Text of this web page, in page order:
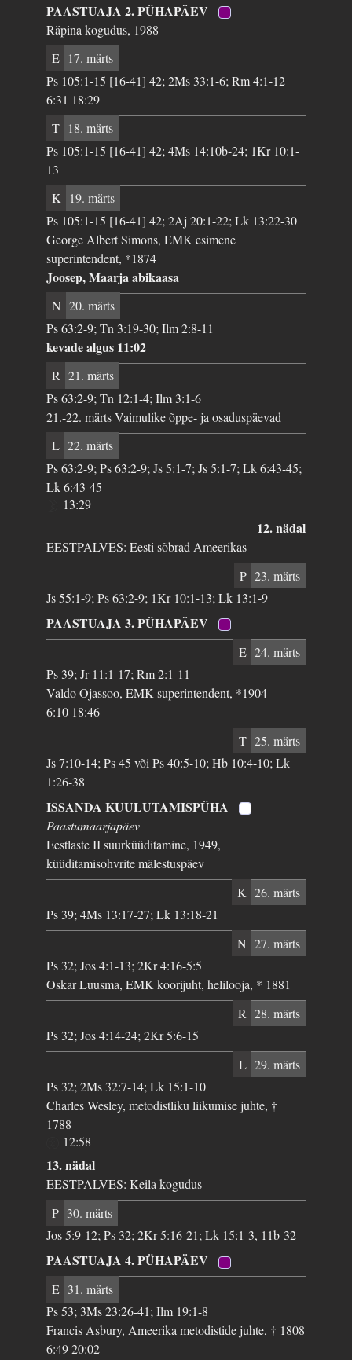
PAASTUAJA 2. PÜHAPÄEV
Räpina kogudus, 1988
E 17. märts
Ps 105:1-15 [16-41] 42; 2Ms 33:1-6; Rm 4:1-12
6:31 18:29
T 18. märts
Ps 105:1-15 [16-41] 42; 4Ms 14:10b-24; 1Kr 10:1-
13
K 19. märts
Ps 105:1-15 [16-41] 42; 2Aj 20:1-22; Lk 13:22-30
George Albert Simons, EMK esimene
superintendent, *1874
Joosep, Maarja abikaasa
N 20. märts
Ps 63:2-9; Tn 3:19-30; Ilm 2:8-11
kevade algus 11:02
R 21. märts
Ps 63:2-9; Tn 12:1-4; Ilm 3:1-6
21.-22. märts Vaimulike õppe- ja osaduspäevad
L 22. märts
Ps 63:2-9; Ps 63:2-9; Js 5:1-7; Js 5:1-7; Lk 6:43-45;
Lk 6:43-45
13:29
12. nädal
EESTPALVES: Eesti sõbrad Ameerikas
P 23. märts
Js 55:1-9; Ps 63:2-9; 1Kr 10:1-13; Lk 13:1-9
PAASTUAJA 3. PÜHAPÄEV
E 24. märts
Ps 39; Jr 11:1-17; Rm 2:1-11
Valdo Ojassoo, EMK superintendent, *1904
6:10 18:46
T 25. märts
Js 7:10-14; Ps 45 või Ps 40:5-10; Hb 10:4-10; Lk
1:26-38
ISSANDA KUULUTAMISPÜHA
Paastumaarjapäev
Eestlaste II suurküüditamine, 1949,
küüditamisohvrite mälestuspäev
K 26. märts
Ps 39; 4Ms 13:17-27; Lk 13:18-21
N 27. märts
Ps 32; Jos 4:1-13; 2Kr 4:16-5:5
Oskar Luusma, EMK koorijuht, helilooja, * 1881
R 28. märts
Ps 32; Jos 4:14-24; 2Kr 5:6-15
L 29. märts
Ps 32; 2Ms 32:7-14; Lk 15:1-10
Charles Wesley, metodistliku liikumise juhte, †
1788
12:58
13. nädal
EESTPALVES: Keila kogudus
P 30. märts
Jos 5:9-12; Ps 32; 2Kr 5:16-21; Lk 15:1-3, 11b-32
PAASTUAJA 4. PÜHAPÄEV
E 31. märts
Ps 53; 3Ms 23:26-41; Ilm 19:1-8
Francis Asbury, Ameerika metodistide juhte, † 1808
6:49 20:02